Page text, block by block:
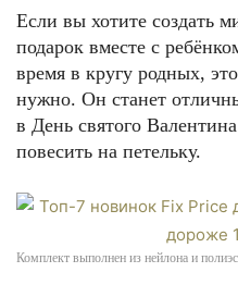
Если вы хотите создать
подарок вместе с
время в кругу родных,
нужно. Он станет
в День святого
повесить на петельку.
Комплект выполнен из нейлона и